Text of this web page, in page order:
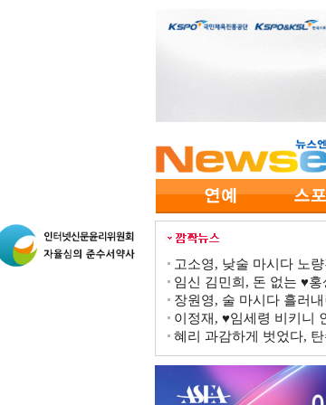
고소영, 낮술 마시다 노
임신 김민희, 돈 없는 ♥
장원영, 술 마시다 흘러
이정재, ♥임세령 비키니
혜리 과감하게 벗었다,